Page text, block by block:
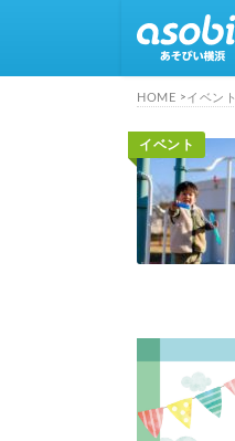
HOME イベント
イベント